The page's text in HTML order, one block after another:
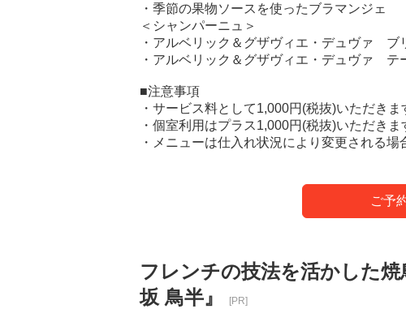
・季節の果物ソースを使ったブラマンジェ
＜シャンパーニュ＞
・アルベリック＆グザヴィエ・デュヴァ ブ
・アルベリック＆グザヴィエ・デュヴァ テ
■注意事項
・サービス料として1,000円(税抜)いただきま
・個室利用はプラス1,000円(税抜)いただきま
・メニューは仕入れ状況により変更される場
ご予
フレンチの技法を活かした
坂 鳥半』
[PR]